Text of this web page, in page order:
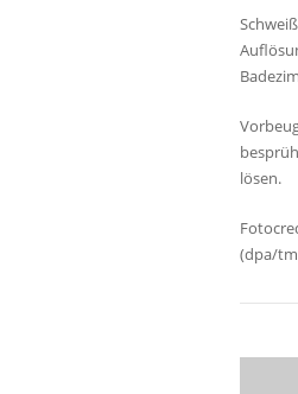
lösen.
(dpa/